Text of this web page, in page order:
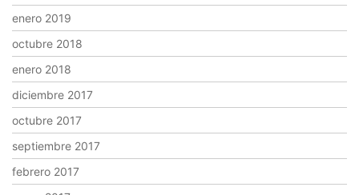
enero 2019
octubre 2018
enero 2018
diciembre 2017
octubre 2017
septiembre 2017
febrero 2017